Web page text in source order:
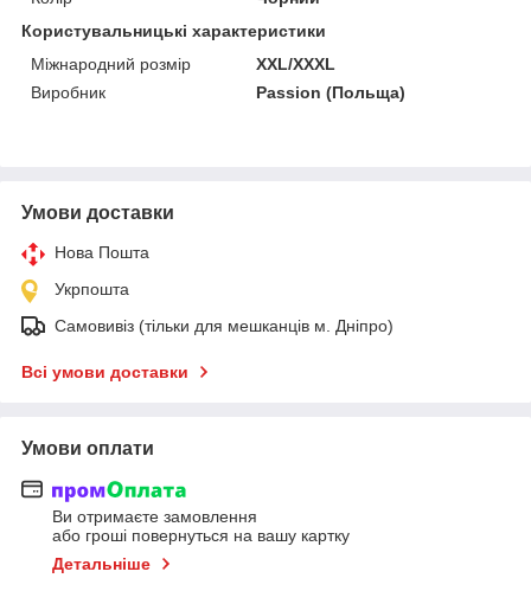
Користувальницькі характеристики
Міжнародний розмір
XXL/XXXL
Виробник
Passion (Польща)
Умови доставки
Нова Пошта
Укрпошта
Самовивіз (тільки для мешканців м. Дніпро)
Всі умови доставки
Умови оплати
Ви отримаєте замовлення
або гроші повернуться на вашу картку
Детальніше